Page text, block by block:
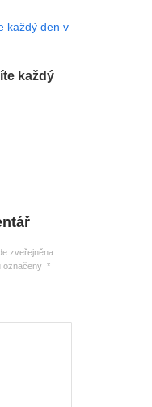
každý
zveřejněna.
označeny *